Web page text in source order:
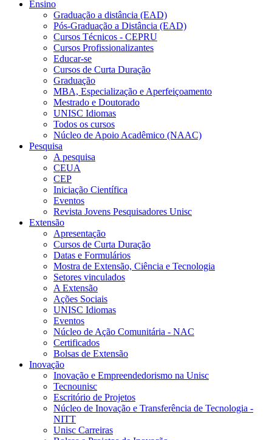
Ensino
Graduação a distância (EAD)
Pós-Graduação a Distância (EAD)
Cursos Técnicos - CEPRU
Cursos Profissionalizantes
Educar-se
Cursos de Curta Duração
Graduação
MBA, Especialização e Aperfeiçoamento
Mestrado e Doutorado
UNISC Idiomas
Todos os cursos
Núcleo de Apoio Acadêmico (NAAC)
Pesquisa
A pesquisa
CEUA
CEP
Iniciação Científica
Eventos
Revista Jovens Pesquisadores Unisc
Extensão
Apresentação
Cursos de Curta Duração
Datas e Formulários
Mostra de Extensão, Ciência e Tecnologia
Setores vinculados
A Extensão
Ações Sociais
UNISC Idiomas
Eventos
Núcleo de Ação Comunitária - NAC
Certificados
Bolsas de Extensão
Inovação
Inovação e Empreendedorismo na Unisc
Tecnounisc
Escritório de Projetos
Núcleo de Inovação e Transferência de Tecnologia -
NITT
Unisc Carreiras